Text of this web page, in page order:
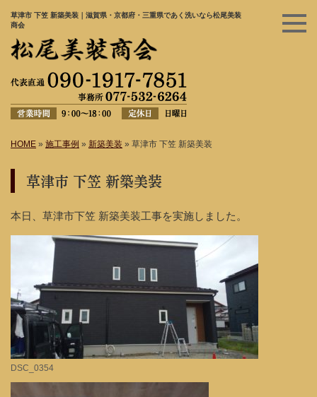
草津市 下笠 新築美装｜滋賀県・京都府・三重県であく洗いなら松尾美装
商会
HOME » 施工事例 » 新築美装 » 草津市 下笠 新築美装
草津市 下笠 新築美装
本日、草津市下笠 新築美装工事を実施しました。
DSC_0354